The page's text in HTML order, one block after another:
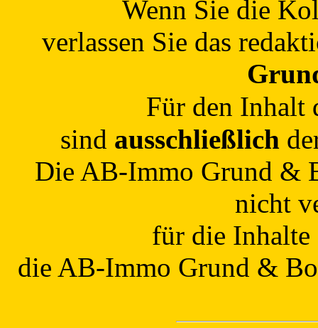
Wenn Sie die
verlassen Sie das
Für den Inhalt
sind ausschließlich
Die AB-Immo Grund &
nicht
für die Inhalte
die AB-Immo Grund &